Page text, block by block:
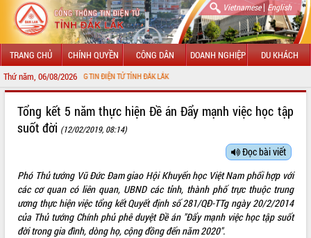
Vietnamese| English
TRANG CHỦ CHÍNH QUYỀN CÔNG DÂN DOANH NGHIỆP DU KHÁCH
Thứ năm, 06/08/2026
THÔNG TIN ĐIỆN TỬ TỈNH ĐẮK LẮK
LÃNH ĐẠO UBND TỈNH
SỞ, BAN, NGÀNH
UBND CÁC XÃ, PHƯỜNG
Tổng kết 5 năm thực hiện Đề án Đẩy mạnh việc học tập
suốt đời (12/02/2019, 08:14)
Đọc bài viết
Phó Thủ tướng Vũ Đức ĐamgiaoHội Khuyến học Việt Nam phối hợp với
các cơ quan có liên quan, UBND các tỉnh, thành phố trực thuộc trung
ương thực hiện việc tổng kết Quyết định số281/QĐ-TTgngày 20/2/2014
của Thủ tướng Chính phủ phê duyệt Đề án "Đẩy mạnh việc học tập suốt
đời trong gia đình, dòng họ, cộng đồng đến năm 2020".